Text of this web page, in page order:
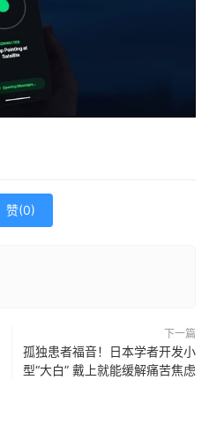
赞(0)
下一篇
孤独患者福音！日本学者开发小
型“大白” 戴上就能缓解痛苦焦虑